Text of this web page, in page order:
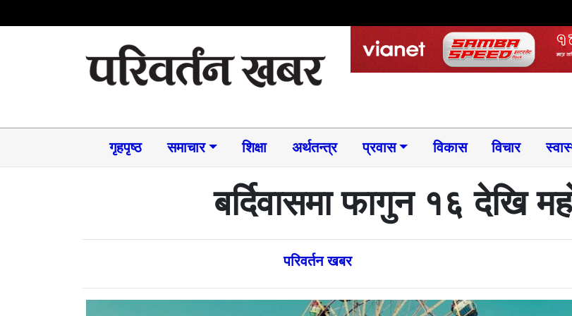
गृहपृष्ठ समाचार​ शिक्षा अर्थतन्त्र प्रवास विकास विचार
बर्दिवासमा फागुन १६ देखि
परिवर्तन खबर